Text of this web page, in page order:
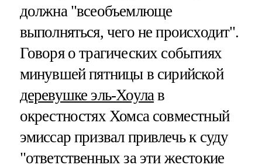
должна "всеобъемлюще
выполняться, чего не происходит".
Говоря о трагических событиях
минувшей пятницы в сирийской
деревушке эль-Хоулав
окрестностях Хомса совместный
эмиссар призвал привлечь к суду
"ответственных за эти жестокие